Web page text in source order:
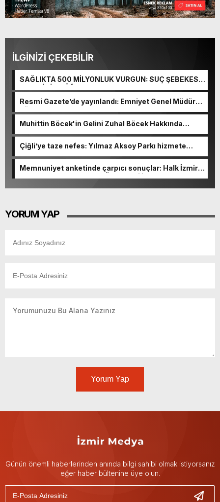
İLGİNİZİ ÇEKEBİLİR
SAĞLIKTA 500 MİLYONLUK VURGUN: SUÇ ŞEBEKESİ
KAÇIŞ İÇİN DÜĞMEYE BASTI!
Resmi Gazete’de yayınlandı: Emniyet Genel Müdürü
görevden alındı!
Muhittin Böcek'in Gelini Zuhal Böcek Hakkında
Gözaltı Kararı!
Çiğli’ye taze nefes: Yılmaz Aksoy Parkı hizmete
Memnuniyet anketinde çarpıcı sonuçlar: Halk İzmirli
başkanlardan memnun, Ömer Eşki ilk sırada
YORUM YAP
Yorum Yap
Günün önemli haberlerinden anında bilgi sahibi olmak istiyorsanız
eğer haber bültenine üye olun.